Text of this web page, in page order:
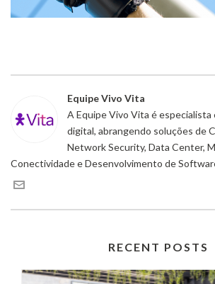
Equipe Vivo Vita
A Equipe Vivo Vita é especialista
digital, abrangendo soluções de
Network Security, Data Center,
Conectividade e Desenvolvimento de
RECENT POSTS